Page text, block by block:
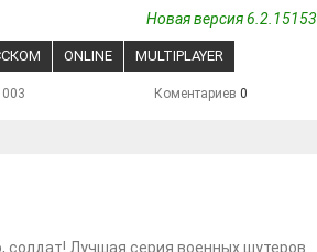
Новая версия 6.2.15153
ONLINE MULTIPLAYER
Коментариев 0
солдат! Лучшая серия военных шутеров